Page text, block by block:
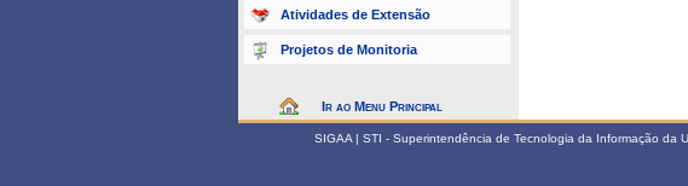
Atividades de Extensão
Projetos de Monitoria
Ir ao Menu Principal
SIGAA | STI - Superintendência de Tecnologia da Informação da